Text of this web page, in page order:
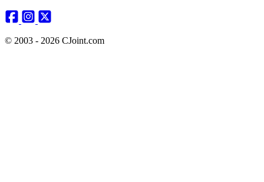
© 2003 - 2026 CJoint.com